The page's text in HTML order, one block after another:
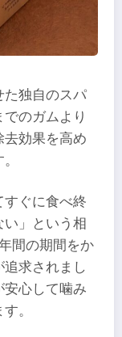
た独自のスパ
のガムより
去効果を高め
すぐに食べ終
」という相
間の期間をか
求されまし
安心して噛み
。